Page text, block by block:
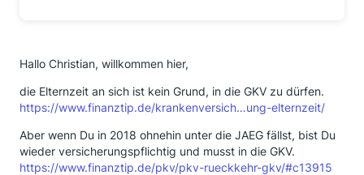
Hallo Christian, willkommen hier,
die Elternzeit an sich ist kein Grund, in die GKV zu dürfen.
https://www.finanztip.de/krankenversich…ung-elternzeit/
Aber wenn Du in 2018 ohnehin unter die JAEG fällst, bist Du
wieder versicherungspflichtig und musst in die GKV.
https://www.finanztip.de/pkv/pkv-rueckkehr-gkv/#c13915